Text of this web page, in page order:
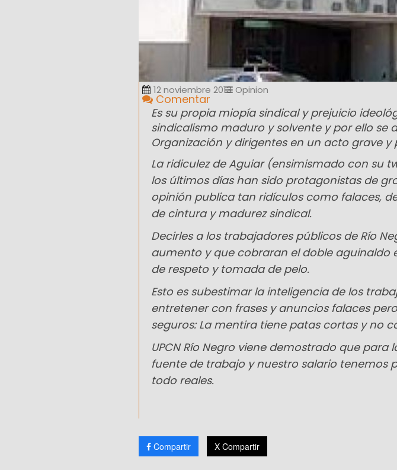
12 noviembre 2013 Opinion
Comentar
Es su propia miopía sindical y prejuicio
sindicalismo maduro y solvente y por ello se
Organización y dirigentes en un acto grave y
La ridiculez de Aguiar (ensimismado con su
los últimos días han sido protagonistas de
opinión publica tan ridículos como falaces,
de cintura y madurez sindical.
Decirles a los trabajadores públicos de Río
aumento y que cobraran el doble aguinaldo
de respeto y tomada de pelo.
Esto es subestimar la inteligencia de los
entretener con frases y anuncios falaces
seguros: La mentira tiene patas cortas y no
UPCN Río Negro viene demostrado que para
fuente de trabajo y nuestro salario tenemos
todo reales.
Compartir X Compartir